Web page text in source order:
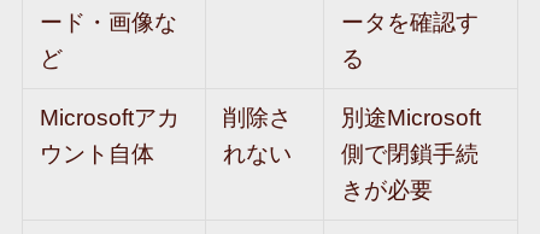
ード・画像な
ど
ータを確認す
る
Microsoftアカ
ウント自体
削除さ
れない
別途Microsoft
側で閉鎖手続
きが必要